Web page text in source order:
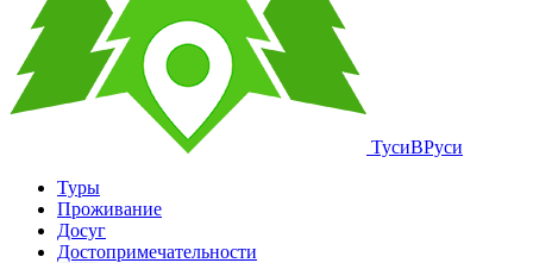
ТусиВРуси
Туры
Проживание
Досуг
Достопримечательности